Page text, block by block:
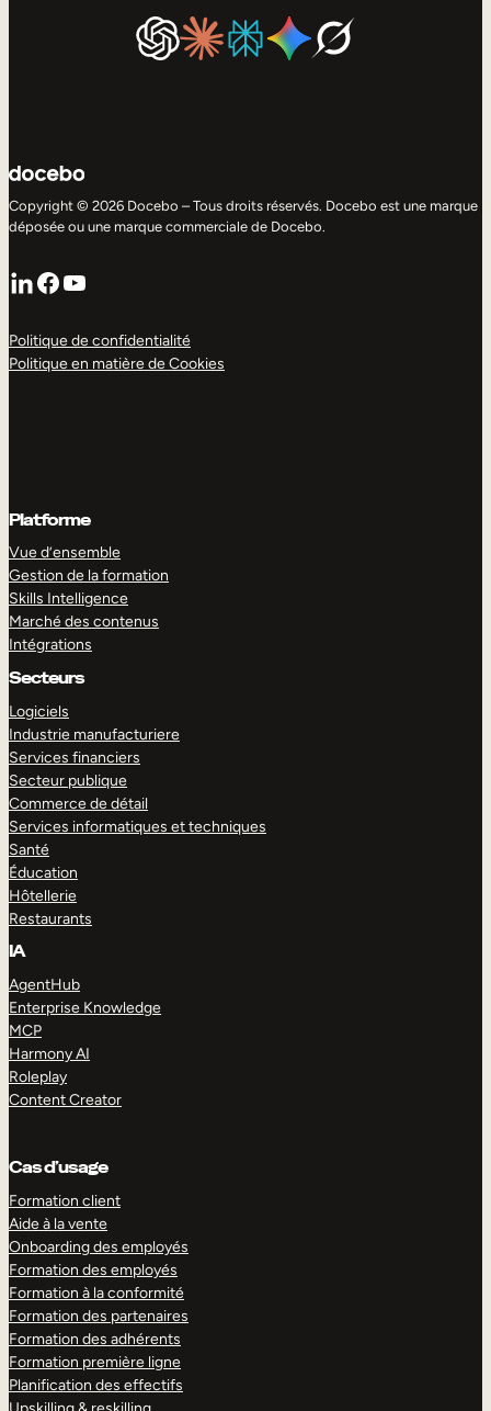
Copyright © 2026 Docebo – Tous droits réservés. Docebo est une marque
déposée ou une marque commerciale de Docebo.
LinkedIn
Facebook
YouTube
Politique de confidentialité
Politique en matière de Cookies
Platforme
Vue d’ensemble
Gestion de la formation
Skills Intelligence
Marché des contenus
Intégrations
Secteurs
Logiciels
Industrie manufacturiere
Services financiers
Secteur publique
Commerce de détail
Services informatiques et techniques
Santé
Éducation
Hôtellerie
Restaurants
IA
AgentHub
Enterprise Knowledge
MCP
Harmony AI
Roleplay
Content Creator
Cas d’usage
Formation client
Aide à la vente
Onboarding des employés
Formation des employés
Formation à la conformité
Formation des partenaires
Formation des adhérents
Formation première ligne
Planification des effectifs